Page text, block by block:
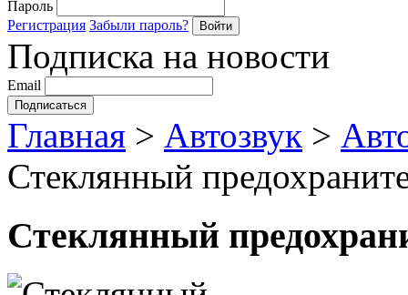
Пароль
Регистрация Забыли пароль?
Подписка на новости
Email
Главная > Автозвук >
Стеклянный
Стеклянный